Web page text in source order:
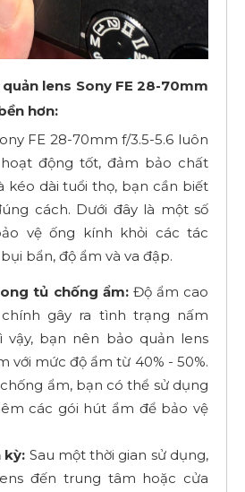
lens Sony FE 28-70mm
hơn:
FE 28-70mm f/3.5-5.6 luôn
động tốt, đảm bảo chất
kéo dài tuổi thọ, bạn cần biết
cách. Dưới đây là một số
vệ ống kính khỏi các tác
bẩn, độ ẩm và va đập.
tủ chống ẩm: Độ ẩm cao
gây ra tình trạng nấm
vậy, bạn nên bảo quản lens
với mức độ ẩm từ 40% - 50%.
ẩm, bạn có thể sử dụng
các gói hút ẩm để bảo vệ
kỳ: Sau một thời gian sử dụng,
đến trung tâm hoặc cửa